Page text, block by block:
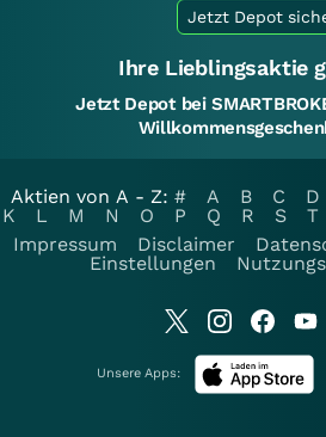
Jetzt Depot
Ihre Lieblingsaktie
Jetzt Depot bei
Aktien von A - Z: # A B C D
K
L M N O P Q R S T
Impressum
Disclaimer
Einstellungen
Unsere Apps: